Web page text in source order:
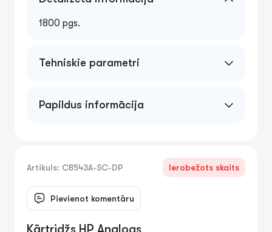
1800 pgs.
Tehniskie parametri
Papildus informācija
Artikuls: CB543A-SC-DP Ierobežots skaits
Pievienot komentāru